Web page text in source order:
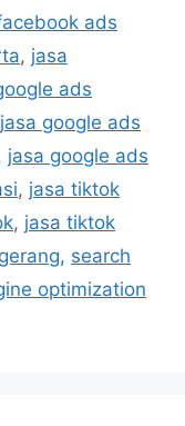
ads
, jasa
ads
jasa google ads
, jasa google ads
, jasa tiktok
, jasa tiktok
, search
optimization